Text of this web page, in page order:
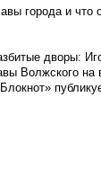
города и что
дворы:
Волжского на